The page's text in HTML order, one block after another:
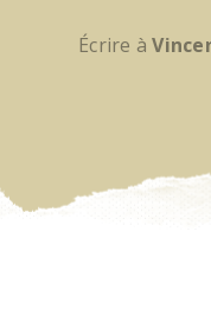
Écrire à